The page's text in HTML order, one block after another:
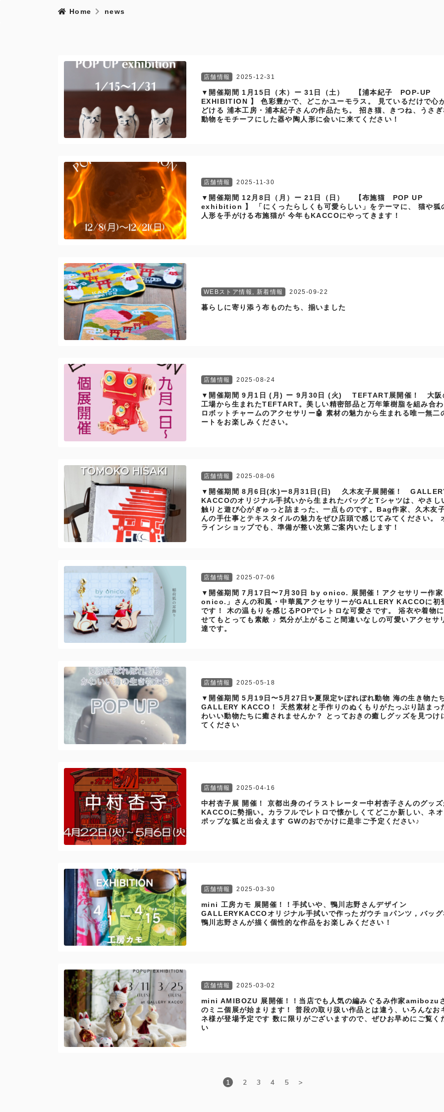
Home news
店舗情報 2025-12-31
▼開催期間 1月15日（木）ー 31日（土） 【浦本紀子 POP-UP
EXHIBITION 】 色彩豊かで、どこかユーモラス。 見ているだけで心
どける 浦本工房・浦本紀子さんの作品たち。 招き猫、きつね、うさ
動物をモチーフにした器や陶人形に会いに来てください！
店舗情報 2025-11-30
▼開催期間 12月8日（月）ー 21日（日） 【布施猫 POP UP
exhibition 】 「にくったらしくも可愛らしい」をテーマに、 猫や狐
人形を手がける布施猫が 今年もKACCOにやってきます！
WEBストア情報 , 新着情報 2025-09-22
暮らしに寄り添う布ものたち、揃いました
店舗情報 2025-08-24
▼開催期間 9月1日 (月) ー 9月30日 (火) TEFTART展開催！ 大阪
工場から生まれたTEFTART。美しい精密部品と万年筆樹脂を組み合
ロボットチャームのアクセサリー🤖 素材の魅力から生まれる唯一無二
ートをお楽しみください。
店舗情報 2025-08-06
▼開催期間 8月6日(水)ー8月31日(日) 久木友子展開催！
KACCOのオリジナル手拭いから生まれたバッグとTシャツは、やさし
触りと遊び心がぎゅっと詰まった、一点ものです。Bag作家、久木友
んの手仕事とテキスタイルの魅力をぜひ店頭で感じてみてください。
ラインショップでも、準備が整い次第ご案内いたします！
店舗情報 2025-07-06
▼開催期間 7月17日〜7月30日 by onico. 展開催！アクセサリー作
onico.」さんの和風・中華風アクセサリーがGALLERY KACCOに初
です！ 木の温もりを感じるPOPでレトロな可愛さです。 浴衣や着物
せてもとっても素敵 ♪ 気分が上がること間違いなしの可愛いアクセサ
達です。
店舗情報 2025-05-18
▼開催期間 5月19日〜5月27日✨夏限定✨ぽれぽれ動物 海の生き物た
GALLERY KACCO！ 天然素材と手作りのぬくもりがたっぷり詰まっ
わいい動物たちに癒されませんか？ とっておきの癒しグッズを見つけ
てください
店舗情報 2025-04-16
中村杏子展 開催！ 京都出身のイラストレーター中村杏子さんのグッ
KACCOに勢揃い。カラフルでレトロで懐かしくてどこか新しい、ネ
ポップな狐と出会えます GWのおでかけに是非ご予定ください♪
店舗情報 2025-03-30
mini 工房カモ 展開催！！手拭いや、鴨川志野さんデザイン
GALLERYKACCOオリジナル手拭いで作ったガウチョパンツ，バッグ
鴨川志野さんが描く個性的な作品をお楽しみください！
店舗情報 2025-03-02
mini AMIBOZU 展開催！！当店でも人気の編みぐるみ作家amibozu
のミニ個展が始まります！ 普段の取り扱い作品とは違う、いろんなお
ネ様が登場予定です 数に限りがございますので、ぜひお早めにご覧く
い
1 2 3 4 5 >